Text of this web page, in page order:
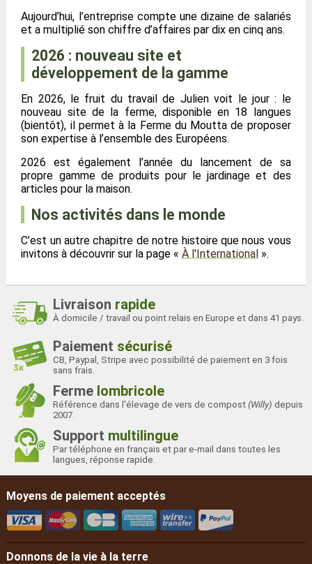
Aujourd’hui, l’entreprise compte une dizaine de salariés
et a multiplié son chiffre d’affaires par dix en cinq ans.
2026 : nouveau site et
développement de la gamme
En 2026, le fruit du travail de Julien voit le jour : le
nouveau site de la ferme, disponible en 18 langues
(bientôt), il permet à la Ferme du Moutta de proposer
son expertise à l’ensemble des Européens.
2026 est également l’année du lancement de sa
propre gamme de produits pour le jardinage et des
articles pour la maison.
Nos activités dans le monde
C’est un autre chapitre de notre histoire que nous vous
invitons à découvrir sur la page «À l'International ».
Livraison rapide
À domicile / travail ou point relais en Europe et dans 41 pays.
Paiement sécurisé
CB, Paypal, Stripe avec possibilité de paiement en 3 fois
sans frais.
Ferme lombricole
Référence dans l'élevage de vers de compost(Willy) depuis
2007.
Support multilingue
Par téléphone en français et par e-mail dans toutes les
langues, réponse rapide.
Moyens de paiement acceptés
Donnons de la vie à la terre